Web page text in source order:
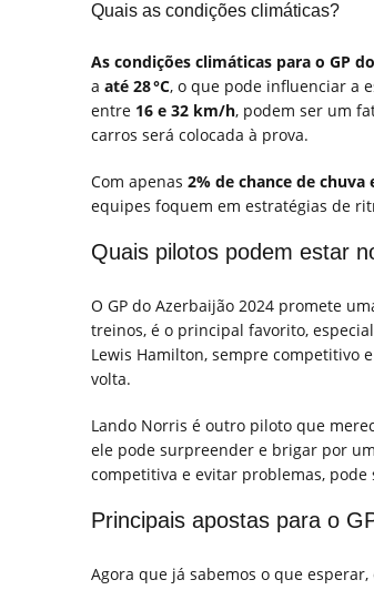
Quais as condições climáticas?
As condições climáticas para o GP
a até 28 °C, o que pode influenciar a
entre 16 e 32 km/h, podem ser um
carros será colocada à prova.
Com apenas 2% de chance de
equipes foquem em estratégias de
Quais pilotos podem estar
O GP do Azerbaijão 2024 promete
treinos, é o principal favorito,
Lewis Hamilton, sempre competitivo
volta.
Lando Norris é outro piloto que
ele pode surpreender e brigar por
competitiva e evitar problemas,
Principais apostas para o
Agora que já sabemos o que